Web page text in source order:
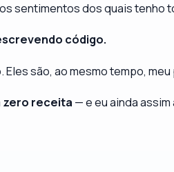
sentimentos dos quais tenho
código.
são, ao mesmo tempo,
zero receita — e eu ainda